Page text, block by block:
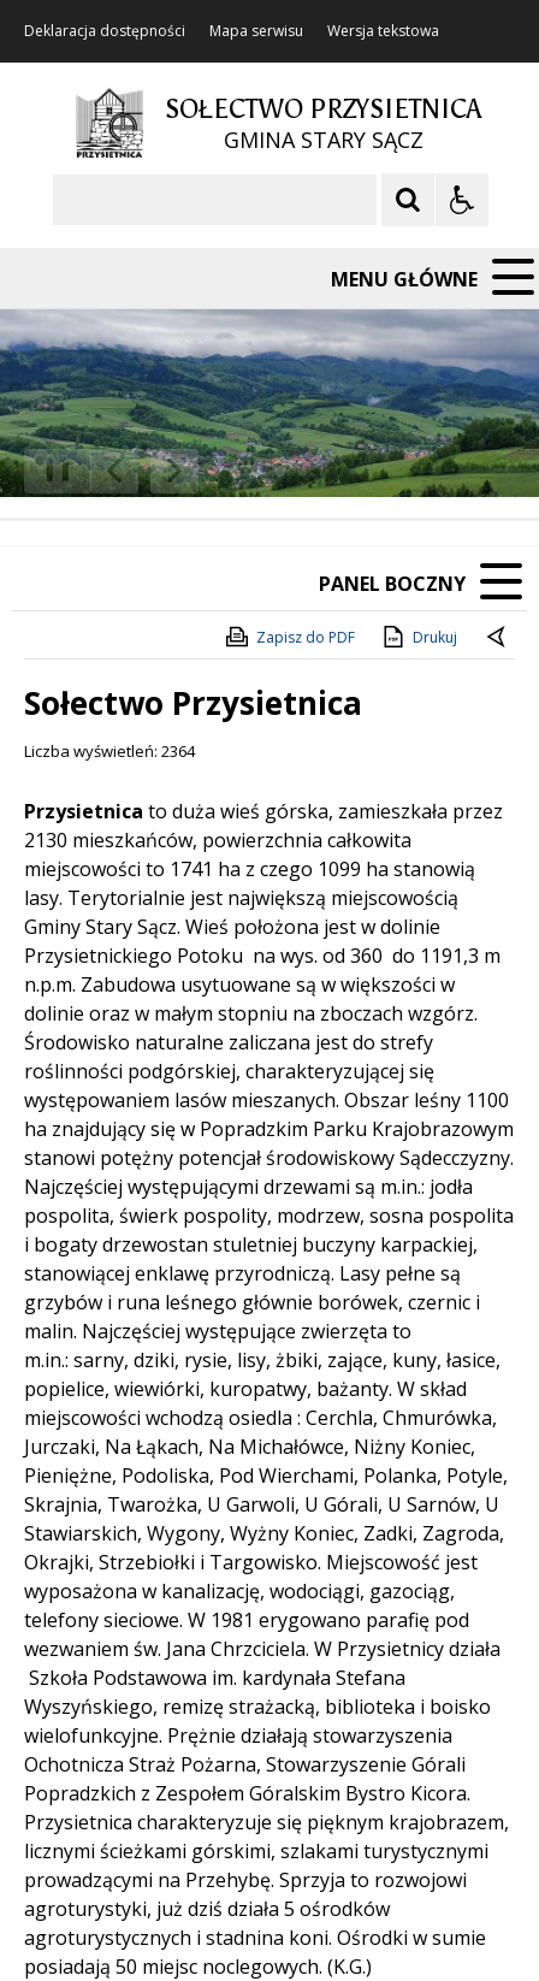
Deklaracja dostępności Mapa serwisu Wersja tekstowa
SOŁECTWO PRZYSIETNICA
GMINA STARY SĄCZ
MENU GŁÓWNE
Poprzedni Element
Następny Element
❚❚
PANEL BOCZNY
Zapisz do PDF Drukuj
Sołectwo Przysietnica
Liczba wyświetleń: 2364
Treść
Przysietnica to duża wieś górska, zamieszkała przez
2130 mieszkańców, powierzchnia całkowita
miejscowości to 1741 ha z czego 1099 ha stanowią
lasy. Terytorialnie jest największą miejscowością
Gminy Stary Sącz. Wieś położona jest w dolinie
Przysietnickiego Potoku na wys. od 360 do 1191,3 m
n.p.m. Zabudowa usytuowane są w większości w
dolinie oraz w małym stopniu na zboczach wzgórz.
Środowisko naturalne zaliczana jest do strefy
roślinności podgórskiej, charakteryzującej się
występowaniem lasów mieszanych. Obszar leśny 1100
ha znajdujący się w Popradzkim Parku Krajobrazowym
stanowi potężny potencjał środowiskowy Sądecczyzny.
Najczęściej występującymi drzewami są m.in.: jodła
pospolita, świerk pospolity, modrzew, sosna pospolita
i bogaty drzewostan stuletniej buczyny karpackiej,
stanowiącej enklawę przyrodniczą. Lasy pełne są
grzybów i runa leśnego głównie borówek, czernic i
malin. Najczęściej występujące zwierzęta to
m.in.: sarny, dziki, rysie, lisy, żbiki, zające, kuny, łasice,
popielice, wiewiórki, kuropatwy, bażanty. W skład
miejscowości wchodzą osiedla : Cerchla, Chmurówka,
Jurczaki, Na Łąkach, Na Michałówce, Niżny Koniec,
Pieniężne, Podoliska, Pod Wierchami, Polanka, Potyle,
Skrajnia, Twarożka, U Garwoli, U Górali, U Sarnów, U
Stawiarskich, Wygony, Wyżny Koniec, Zadki, Zagroda,
Okrajki, Strzebiołki i Targowisko. Miejscowość jest
wyposażona w kanalizację, wodociągi, gazociąg,
telefony sieciowe. W 1981 erygowano parafię pod
wezwaniem św. Jana Chrzciciela. W Przysietnicy działa
Szkoła Podstawowa im. kardynała Stefana
Wyszyńskiego, remizę strażacką, biblioteka i boisko
wielofunkcyjne. Prężnie działają stowarzyszenia
Ochotnicza Straż Pożarna, Stowarzyszenie Górali
Popradzkich z Zespołem Góralskim Bystro Kicora.
Przysietnica charakteryzuje się pięknym krajobrazem,
licznymi ścieżkami górskimi, szlakami turystycznymi
prowadzącymi na Przehybę. Sprzyja to rozwojowi
agroturystyki, już dziś działa 5 ośrodków
agroturystycznych i stadnina koni. Ośrodki w sumie
posiadają 50 miejsc noclegowych. (K.G.)